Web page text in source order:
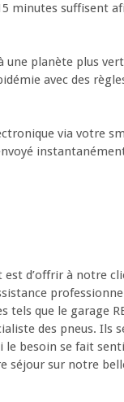
minutes suffisent
une planète plus
avec des
via votre
d’offrir à notre
tels que le garage
des pneus. Ils
le besoin se fait
séjour sur notre